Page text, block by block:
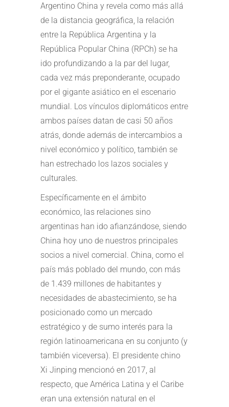
Argentino China y revela como más allá
de la distancia geográfica, la relación
entre la República Argentina y la
República Popular China (RPCh) se ha
ido profundizando a la par del lugar,
cada vez más preponderante, ocupado
por el gigante asiático en el escenario
mundial. Los vínculos diplomáticos entre
ambos países datan de casi 50 años
atrás, donde además de intercambios a
nivel económico y político, también se
han estrechado los lazos sociales y
culturales.
Específicamente en el ámbito
económico, las relaciones sino
argentinas han ido afianzándose, siendo
China hoy uno de nuestros principales
socios a nivel comercial. China, como el
país más poblado del mundo, con más
de 1.439 millones de habitantes y
necesidades de abastecimiento, se ha
posicionado como un mercado
estratégico y de sumo interés para la
región latinoamericana en su conjunto (y
también viceversa). El presidente chino
Xi Jinping mencionó en 2017, al
respecto, que América Latina y el Caribe
eran una extensión natural en el